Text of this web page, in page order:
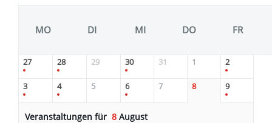
MO DI MI DO FR
27 28 29 30 31 1 2
3 4 5 6 7 8 9
Veranstaltungen für 8 August